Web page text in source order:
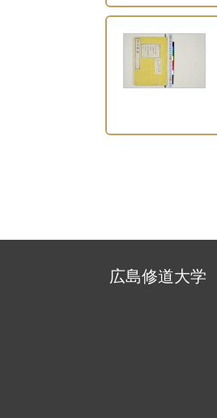
広島修道大学